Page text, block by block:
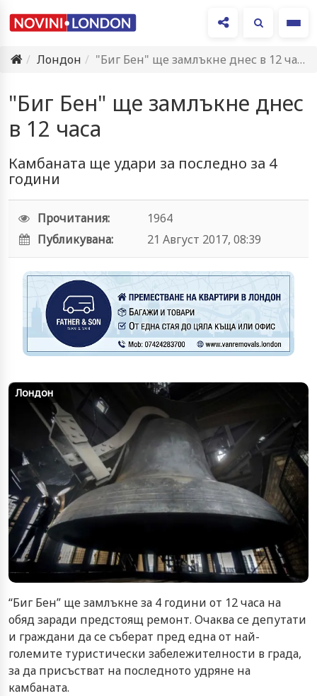
Лондон
"Биг Бен" ще замлъкне днес в 12 часа
"Биг Бен" ще замлъкне днес
в 12 часа
Камбаната ще удари за последно за 4
години
Прочитания:
1964
Публикувана:
21 Август 2017, 08:39
Лондон
“Биг Бен” ще замлъкне за 4 години от 12 часа на
обяд заради предстоящ ремонт. Очаква се депутати
и граждани да се съберат пред една от най-
големите туристически забележителности в града,
за да присъстват на последното удряне на
камбаната.